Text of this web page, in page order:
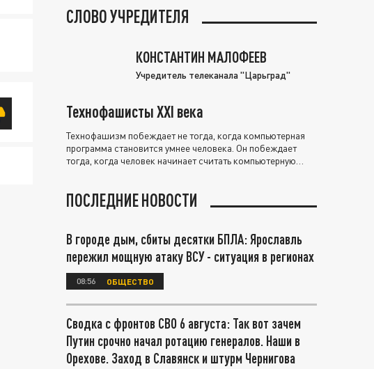
СЛОВО УЧРЕДИТЕЛЯ
КОНСТАНТИН МАЛОФЕЕВ
Учредитель телеканала "Царьград"
Технофашисты XXI века
Технофашизм побеждает не тогда, когда компьютерная
программа становится умнее человека. Он побеждает
тогда, когда человек начинает считать компьютерную
ПОСЛЕДНИЕ НОВОСТИ
В городе дым, сбиты десятки БПЛА: Ярославль
пережил мощную атаку ВСУ - ситуация в регионах
08:56 ОБЩЕСТВО
Сводка с фронтов СВО 6 августа: Так вот зачем
Путин срочно начал ротацию генералов. Наши в
Орехове. Заход в Славянск и штурм Чернигова